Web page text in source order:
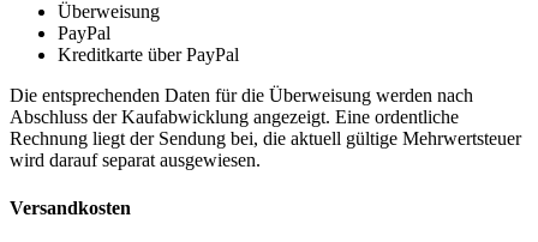
Überweisung
PayPal
Kreditkarte über PayPal
Die entsprechenden Daten für die Überweisung werden nach
Abschluss der Kaufabwicklung angezeigt. Eine ordentliche
Rechnung liegt der Sendung bei, die aktuell gültige Mehrwertsteuer
wird darauf separat ausgewiesen.
Versandkosten